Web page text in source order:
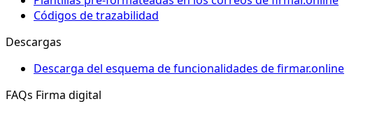
Códigos de trazabilidad
Descargas
Descarga del esquema de funcionalidades de firmar.online
FAQs Firma digital